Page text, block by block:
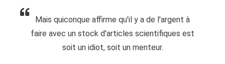
Mais quiconque affirme qu'il y a de l'argent à
faire avec un stock d'articles scientifiques est
soit un idiot, soit un menteur.